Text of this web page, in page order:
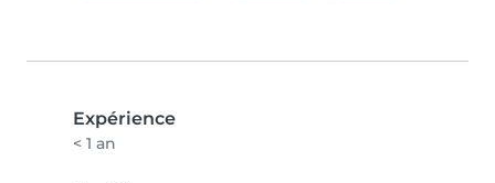
Expérience
< 1 an